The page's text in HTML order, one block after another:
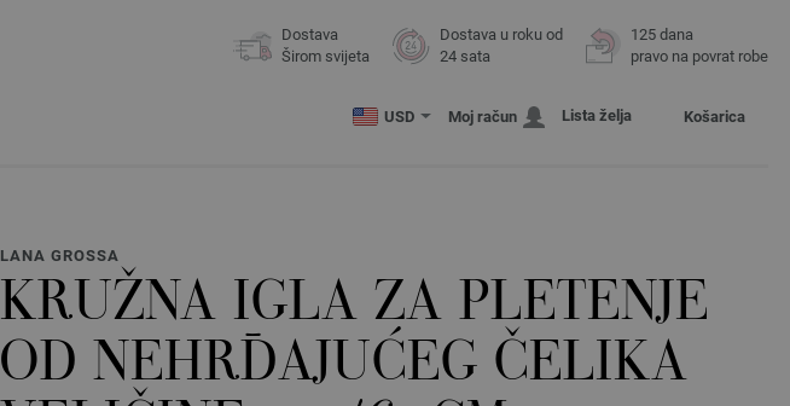
Dostava
Širom svijeta
Dostava u roku od
24 sata
125 dana
pravo na povrat robe
USD Moj račun Lista želja Košarica
LANA GROSSA
KRUŽNA IGLA ZA PLETENJE
OD NEHRĐAJUĆEG ČELIKA